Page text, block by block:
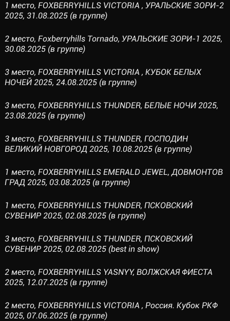
1 место, FOXBERRYHILLS VICTORIA , УРАЛЬСКИЕ ЗОРИ-2
2025, 31.08.2025 (в группе)
2 место, Foxberryhills Tornado, УРАЛЬСКИЕ ЗОРИ-1 2025,
30.08.2025 (в группе)
3 место, FOXBERRYHILLS VICTORIA , КУБОК БЕЛЫХ
НОЧЕЙ 2025, 24.08.2025 (в группе)
3 место, FOXBERRYHILLS THUNDER, БЕЛЫЕ НОЧИ 2025,
23.08.2025 (в группе)
3 место, FOXBERRYHILLS THUNDER, ГОСПОДИН
ВЕЛИКИЙ НОВГОРОД 2025, 10.08.2025 (в группе)
1 место, FOXBERRYHILLS EMERALD JEWEL, ДОВМОНТОВ
ГРАД 2025, 03.08.2025 (в группе)
1 место, FOXBERRYHILLS THUNDER, ПСКОВСКИЙ
СУВЕНИР 2025, 02.08.2025 (в группе)
3 место, FOXBERRYHILLS THUNDER, ПСКОВСКИЙ
СУВЕНИР 2025, 02.08.2025 (best in show)
2 место, FOXBERRYHILLS YASNYY, ВОЛЖСКАЯ ФИЕСТА
2025, 12.07.2025 (в группе)
2 место, FOXBERRYHILLS VICTORIA , Россия. Кубок РКФ
2025, 07.06.2025 (в группе)